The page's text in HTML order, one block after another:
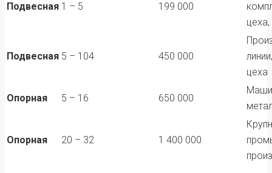
Подвесная 1 – 5 199 000
Подвесная 5 – 104 450 000
цеха
Опорная 5 – 16 650 000
Опорная 20 – 32 1 400 000